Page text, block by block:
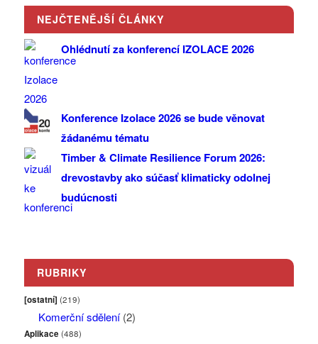
NEJČTENĚJŠÍ ČLÁNKY
Ohlédnutí za konferencí IZOLACE 2026
Konference Izolace 2026 se bude věnovat
žádanému tématu
Timber & Climate Resilience Forum 2026:
drevostavby ako súčasť klimaticky odolnej
budúcnosti
RUBRIKY
[ostatní] (219)
Komerční sdělení(2)
Aplikace (488)